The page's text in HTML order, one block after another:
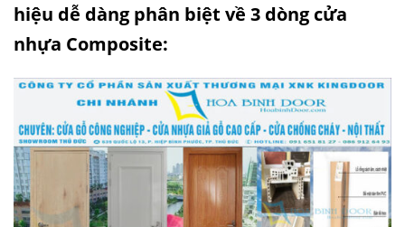
hiệu dễ dàng phân biệt về 3 dòng cửa
nhựa Composite: